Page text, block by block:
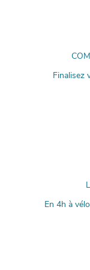
Finalisez
En 4h à